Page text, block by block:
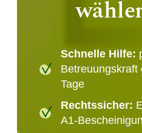
Schnelle Hilfe:
Betreuungskraft
Tage
Rechtssicher:
A1-